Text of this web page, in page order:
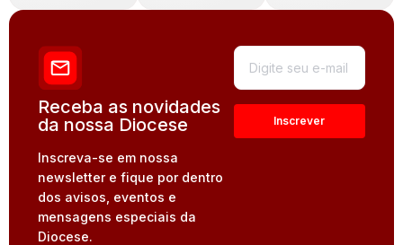
Receba as novidades
da nossa Diocese
Inscreva-se em nossa
newsletter e fique por dentro
dos avisos, eventos e
mensagens especiais da
Diocese.